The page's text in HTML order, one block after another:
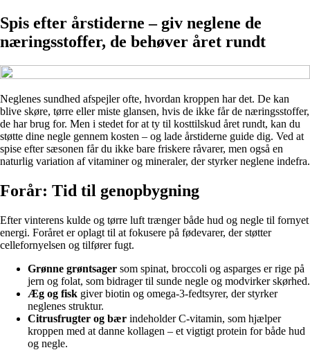
Spis efter årstiderne – giv neglene de
næringsstoffer, de behøver året rundt
Neglenes sundhed afspejler ofte, hvordan kroppen har det. De kan
blive skøre, tørre eller miste glansen, hvis de ikke får de næringsstoffer,
de har brug for. Men i stedet for at ty til kosttilskud året rundt, kan du
støtte dine negle gennem kosten – og lade årstiderne guide dig. Ved at
spise efter sæsonen får du ikke bare friskere råvarer, men også en
naturlig variation af vitaminer og mineraler, der styrker neglene indefra.
Forår: Tid til genopbygning
Efter vinterens kulde og tørre luft trænger både hud og negle til fornyet
energi. Foråret er oplagt til at fokusere på fødevarer, der støtter
cellefornyelsen og tilfører fugt.
Grønne grøntsager som spinat, broccoli og asparges er rige på
jern og folat, som bidrager til sunde negle og modvirker skørhed.
Æg og fisk giver biotin og omega-3-fedtsyrer, der styrker
neglenes struktur.
Citrusfrugter og bær indeholder C-vitamin, som hjælper
kroppen med at danne kollagen – et vigtigt protein for både hud
og negle.